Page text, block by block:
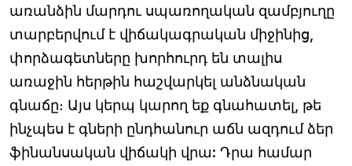
առանձին մարդու սպառողական զամբյուղը
տարբերվում է վիճակագրական միջինից,
փորձագետները խորհուրդ են տալիս
առաջին հերթին հաշվարկել անձնական
գնաճը։ Այս կերպ կարող եք գնահատել, թե
ինչպես է գների ընդհանուր աճն ազդում ձեր
ֆինանսական վիճակի վրա: Դրա համար